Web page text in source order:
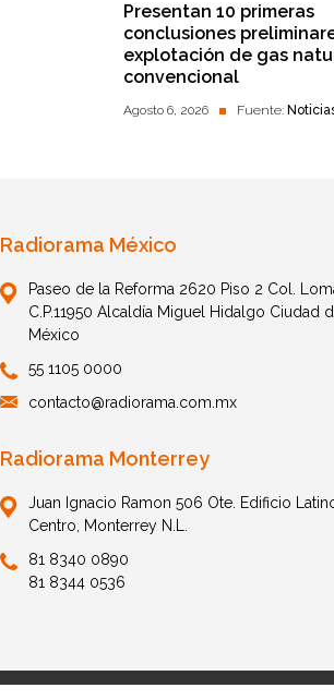
Presentan 10 primeras
conclusiones
explotación de gas
convencional
Agosto 6, 2026 Fuente:
Radiorama México
Paseo de la Reforma 2620 Piso 2 Col.
C.P.11950 Alcaldía Miguel Hidalgo Ciudad
México
55 1105 0000
contacto@radiorama.com.mx
Radiorama Monterrey
Juan Ignacio Ramon 506 Ote. Edificio
Centro, Monterrey N.L.
81 8340 0890
81 8344 0536